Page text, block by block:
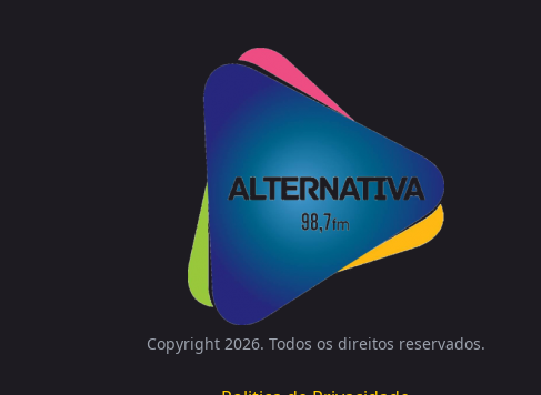
Copyright 2026. Todos os direitos reservados.